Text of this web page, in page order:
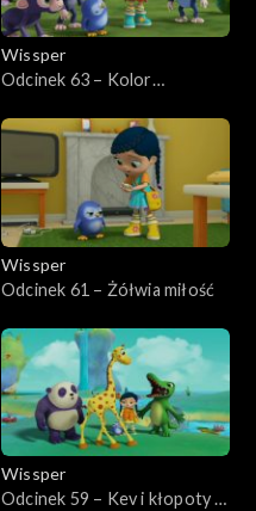
Wissper
Odcinek 63 – Kolor
Wissper
Odcinek 61 – Żółwia miłość
Wissper
Odcinek 59 – Kev i kłopoty z